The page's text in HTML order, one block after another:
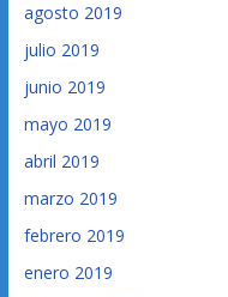
agosto 2019
julio 2019
junio 2019
mayo 2019
abril 2019
marzo 2019
febrero 2019
enero 2019